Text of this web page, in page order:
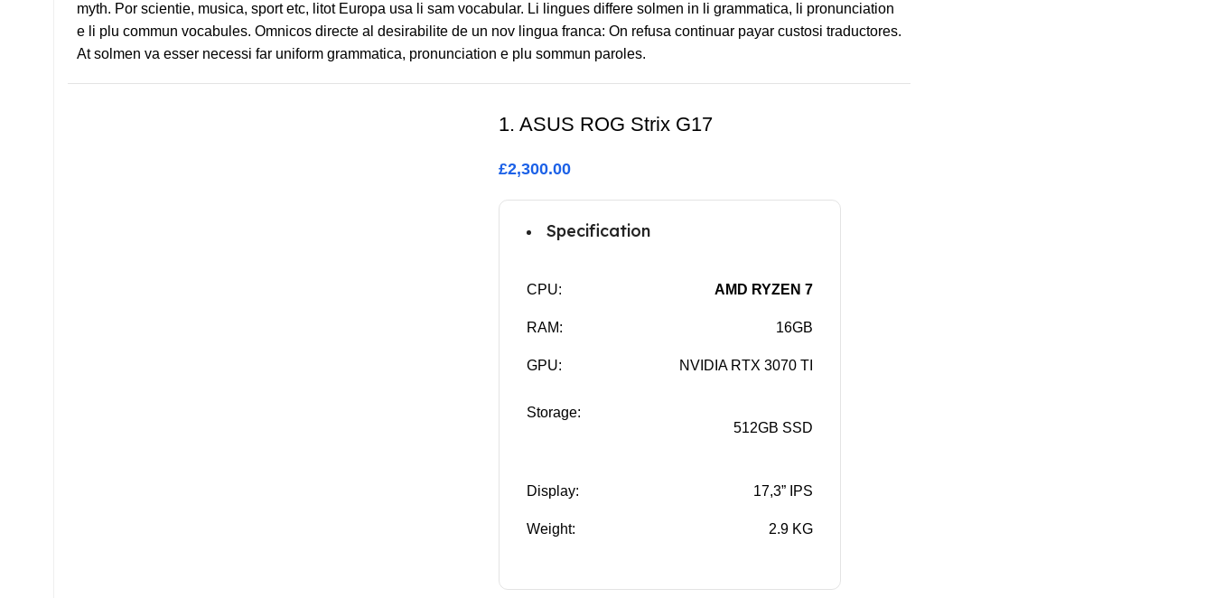
myth. Por scientie, musica, sport etc, litot Europa usa li sam vocabular. Li lingues differe solmen in li grammatica, li pronunciation
e li plu commun vocabules. Omnicos directe al desirabilite de un nov lingua franca: On refusa continuar payar custosi traductores.
At solmen va esser necessi far uniform grammatica, pronunciation e plu sommun paroles.
1. ASUS ROG Strix G17
£2,300.00
Specification
CPU: AMD RYZEN 7
RAM: 16GB
GPU: NVIDIA RTX 3070 TI
Storage:
512GB SSD
Display: 17,3” IPS
Weight: 2.9 KG